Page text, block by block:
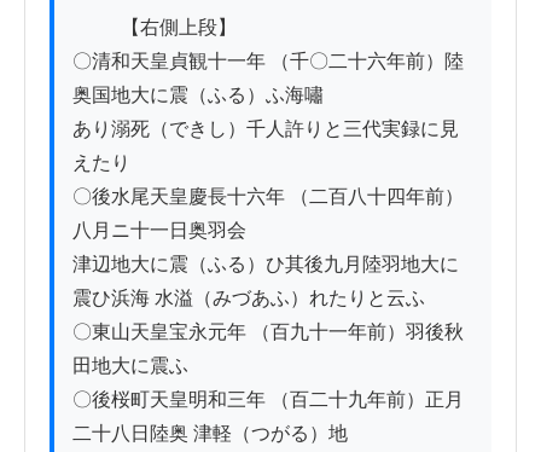
〇清和天皇貞観十一年 （千〇二十六年前）陸
奥国地大に震（ふる）ふ海嘯
あり溺死（できし）千人許りと三代実録に見
えたり
〇後水尾天皇慶長十六年 （二百八十四年前）
八月ニ十一日奥羽会
津辺地大に震（ふる）ひ其後九月陸羽地大に
震ひ浜海 水溢（みづあふ）れたりと云ふ
〇東山天皇宝永元年 （百九十一年前）羽後秋
田地大に震ふ
〇後桜町天皇明和三年 （百二十九年前）正月
二十八日陸奥 津軽（つがる）地